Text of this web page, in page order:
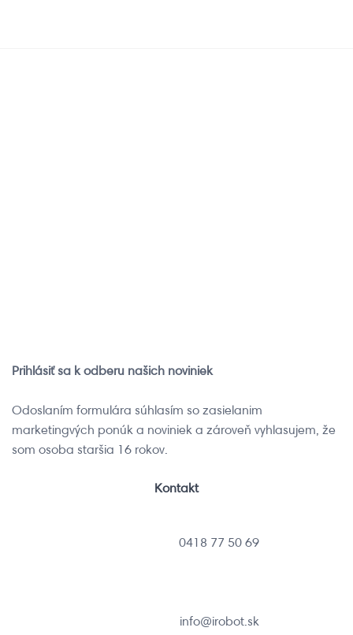
Prihlásiť sa k odberu našich noviniek
Odoslaním formulára súhlasím so zasielanim
marketingvých ponúk a noviniek a zároveň vyhlasujem, že
som osoba staršia 16 rokov.
Kontakt
0418 77 50 69
info@irobot.sk